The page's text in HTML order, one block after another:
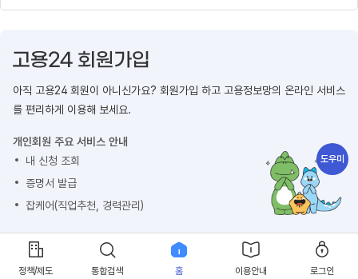
아직 고용24 회원이 아니신가요? 회원가입 하고 고용정보망의 온라인 서비스
를 편리하게 이용해 보세요.
개인회원 주요 서비스 안내
내 신청 조회
증명서 발급
잡케어(직업추천, 경력관리)
회원가입 하기
도우미
정책/제도 통합검색 홈 이용안내 로그인